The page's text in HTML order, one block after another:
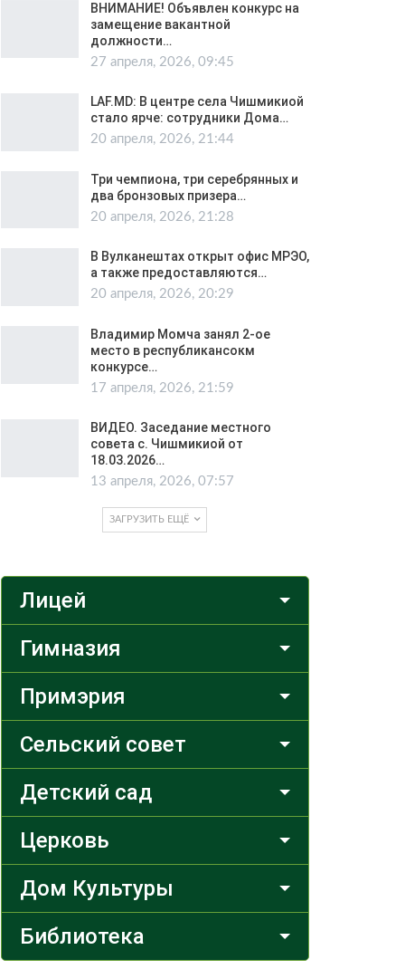
ВНИМАНИЕ! Объявлен конкурс на
замещение вакантной
должности…
27 апреля, 2026, 09:45
LAF.MD: В центре села Чишмикиой
стало ярче: сотрудники Дома…
20 апреля, 2026, 21:44
Три чемпиона, три серебрянных и
два бронзовых призера…
20 апреля, 2026, 21:28
В Вулканештах открыт офис МРЭО,
а также предоставляются…
20 апреля, 2026, 20:29
Владимир Момча занял 2-ое
место в республикансокм
конкурсе…
17 апреля, 2026, 21:59
ВИДЕО. Заседание местного
совета с. Чишмикиой от
18.03.2026…
13 апреля, 2026, 07:57
ЗАГРУЗИТЬ ЕЩЁ
Лицей
Гимназия
Примэрия
Сельский совет
Детский сад
Церковь
Дом Культуры
Библиотека